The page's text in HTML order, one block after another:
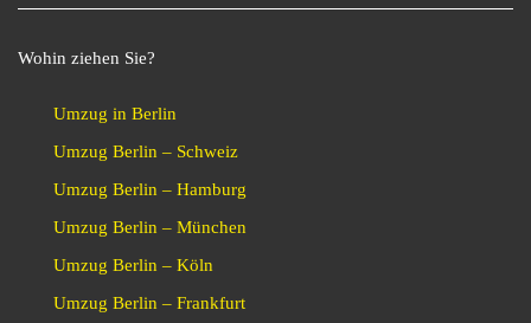
Wohin ziehen Sie?
Umzug in Berlin
Umzug Berlin – Schweiz
Umzug Berlin – Hamburg
Umzug Berlin – München
Umzug Berlin – Köln
Umzug Berlin – Frankfurt